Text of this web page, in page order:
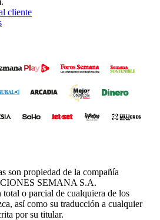
cliente
son propiedad de la compañía
SEMANA S.A.
o parcial de cualquiera de los
así como su traducción a cualquier
por su titular.